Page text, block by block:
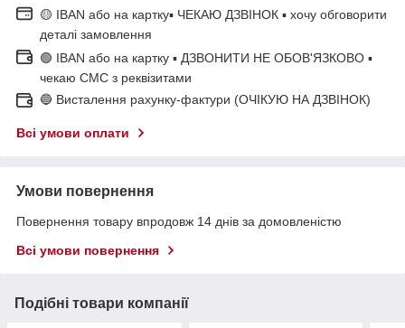
🟡 IBAN або на картку▪ ЧЕКАЮ ДЗВІНОК ▪ хочу обговорити
деталі замовлення
🟢 IBAN або на картку ▪ ДЗВОНИТИ НЕ ОБОВ'ЯЗКОВО ▪
чекаю СМС з реквізитами
🔵 Висталення рахунку-фактури (ОЧІКУЮ НА ДЗВІНОК)
Всі умови оплати
Умови повернення
Повернення товару впродовж 14 днів за домовленістю
Всі умови повернення
Подібні товари компанії